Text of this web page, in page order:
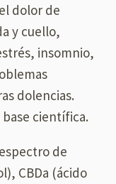
dolor de
y cuello,
insomnio,
dolencias.
científica.
de
CBDa (ácido